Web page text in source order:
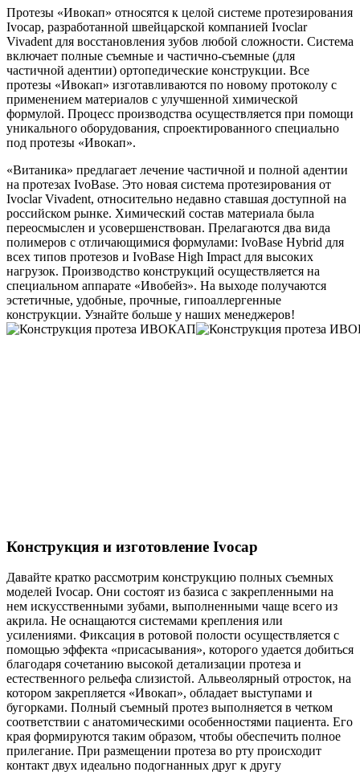
клиники
Протезы «Ивокап» относятся к целой системе протезирования
Ivocap, разработанной швейцарской компанией Ivoclar
Vivadent для восстановления зубов любой сложности. Система
включает полные съемные и частично-съемные (для
частичной адентии) ортопедические конструкции. Все
протезы «Ивокап» изготавливаются по новому протоколу с
применением материалов с улучшенной химической
формулой. Процесс производства осуществляется при помощи
уникального оборудования, спроектированного специально
под протезы «Ивокап».
«Витаника» предлагает лечение частичной и полной адентии
на протезах IvoBase. Это новая система протезирования от
Ivoclar Vivadent, относительно недавно ставшая доступной на
российском рынке. Химический состав материала была
переосмыслен и усовершенствован. Прелагаются два вида
полимеров с отличающимися формулами: IvoBase Hybrid для
всех типов протезов и IvoBase High Impact для высоких
нагрузок. Производство конструкций осуществляется на
специальном аппарате «Ивобейз». На выходе получаются
эстетичные, удобные, прочные, гипоаллергенные
конструкции. Узнайте больше у наших менеджеров!
Конструкция и изготовление Ivocap
Давайте кратко рассмотрим конструкцию полных съемных
моделей Ivocap. Они состоят из базиса с закрепленными на
нем искусственными зубами, выполненными чаще всего из
акрила. Не оснащаются системами крепления или
усилениями. Фиксация в ротовой полости осуществляется с
помощью эффекта «присасывания», которого удается добиться
благодаря сочетанию высокой детализации протеза и
естественного рельефа слизистой. Альвеолярный отросток, на
котором закрепляется «Ивокап», обладает выступами и
бугорками. Полный съемный протез выполняется в четком
соответствии с анатомическими особенностями пациента. Его
края формируются таким образом, чтобы обеспечить полное
прилегание. При размещении протеза во рту происходит
контакт двух идеально подогнанных друг к другу